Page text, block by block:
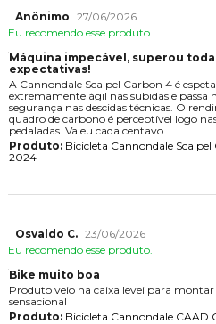
Anônimo 27/06/2026
Eu recomendo esse produto.
Máquina impecável, superou
expectativas!
A Cannondale Scalpel Carbon 4 é
extremamente ágil nas subidas e passa
segurança nas descidas técnicas. O
quadro de carbono é perceptível logo
pedaladas. Valeu cada centavo.
Produto:Bicicleta Cannondale Scalpel
2024
Osvaldo C. 23/06/2026
Eu recomendo esse produto.
Bike muito boa
Produto veio na caixa levei para montar
sensacional
Produto:Bicicleta Cannondale CAAD